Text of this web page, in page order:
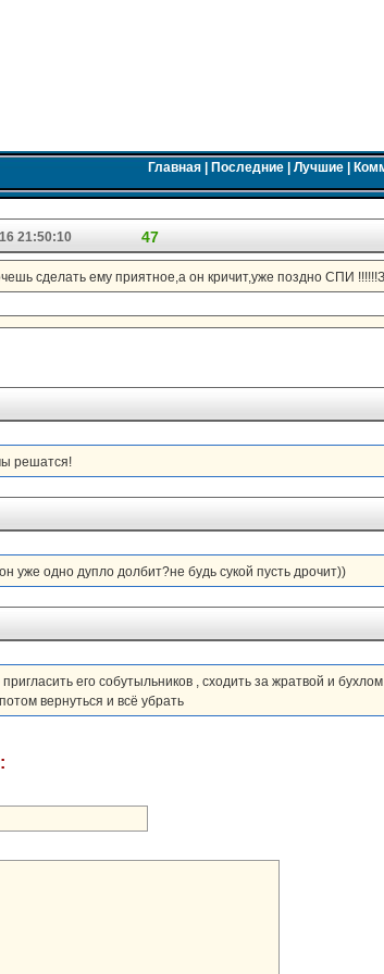
Главная| Последние| Лучшие|
21:50:10 47
сделать ему приятное,а он кричит,уже поздно СПИ
решатся!
уже одно дупло долбит?не будь сукой пусть дрочит))
его собутыльников , сходить за жратвой и
вернуться и всё убрать